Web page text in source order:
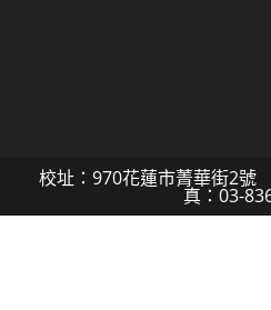
校址：970花蓮市菁華街2
真：03-